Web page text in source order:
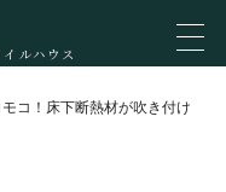
ルハウス
モコ！床下断熱材が吹き付け